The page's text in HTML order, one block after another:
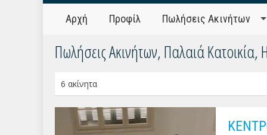
Αρχή Προφίλ Πωλήσεις Ακινήτων
Πωλήσεις Ακινήτων, Παλαιά
6 ακίνητα